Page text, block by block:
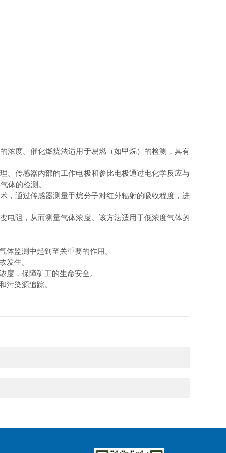
度。催化燃烧法适用于易燃（如甲烷）的检测，具有
传感器内部的工作电极和参比电极通过电化学反应与
体的检测。
通过传感器测量甲烷分子对红外辐射的吸收程度，进
阻，从而测量气体浓度。该方法适用于低浓度气体的
监测中起到至关重要的作用。
发生。
，保障矿工的生命安全。
染源追踪。